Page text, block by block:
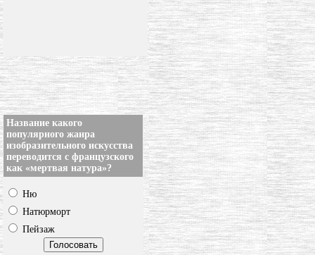
Название какого
популярного жанра
изобразительного искусства
переводится с французского
как «мертвая натура»?
Ню
Натюрморт
Пейзаж